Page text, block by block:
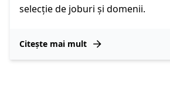
selecție de joburi și domenii.
Citește mai mult